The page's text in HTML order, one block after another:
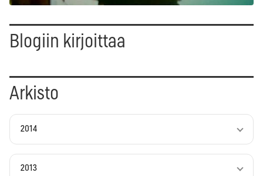
Blogiin kirjoittaa
Arkisto
2014
2013